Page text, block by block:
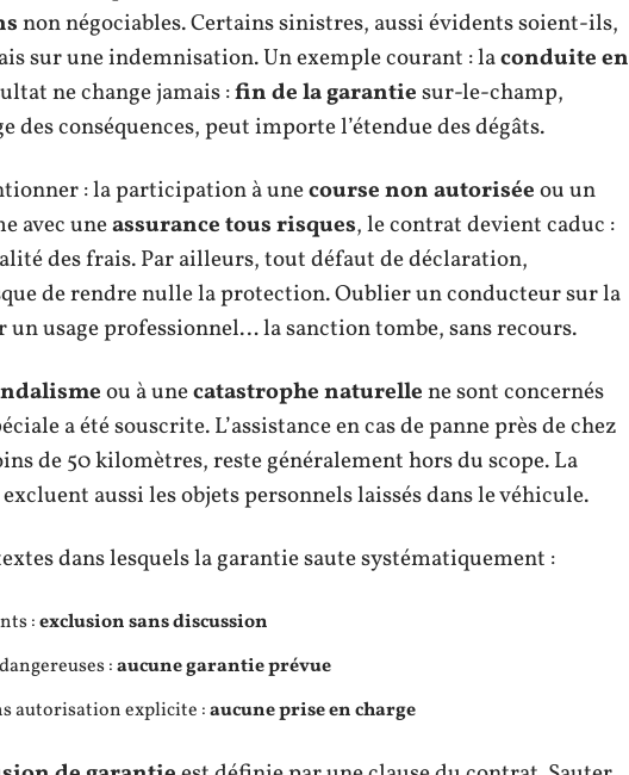
non négociables. Certains sinistres, aussi évidents soient-ils,
sur une indemnisation. Un exemple courant : laconduite en
ne change jamais :fin de la garantiesur-le-champ,
des conséquences, peut importe l’étendue des dégâts.
: la participation à unecourse non autoriséeou un
avec uneassurance tous risques, le contrat devient caduc :
des frais. Par ailleurs, tout défaut de déclaration,
de rendre nulle la protection. Oublier un conducteur sur la
un usage professionnel… la sanction tombe, sans recours.
ou à unecatastrophe naturellene sont concernés
a été souscrite. L’assistance en cas de panne près de chez
de 50 kilomètres, reste généralement hors du scope. La
aussi les objets personnels laissés dans le véhicule.
dans lesquels la garantie saute systématiquement :
:exclusion sans discussion
:aucune garantie prévue
autorisation explicite :aucune prise en charge